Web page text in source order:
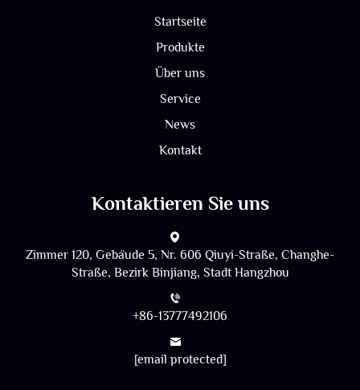
Startseite
Produkte
Über uns
Service
News
Kontakt
Kontaktieren Sie uns
Zimmer 120, Gebäude 5, Nr. 606 Qiuyi-Straße, Changhe-
Straße, Bezirk Binjiang, Stadt Hangzhou
+86-13777492106
[email protected]